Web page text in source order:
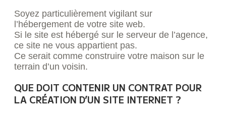
Soyez particulièrement vigilant sur
l’hébergement de votre site web.
Si le site est hébergé sur le serveur de l’agence,
ce site ne vous appartient pas.
Ce serait comme construire votre maison sur le
terrain d’un voisin.
QUE DOIT CONTENIR UN CONTRAT POUR
LA CRÉATION D’UN SITE INTERNET ?